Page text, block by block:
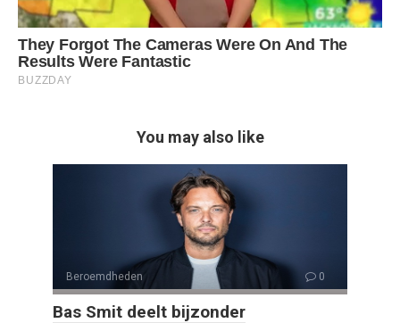
You may also like
Beroemdheden 0
Bas Smit deelt bijzonder